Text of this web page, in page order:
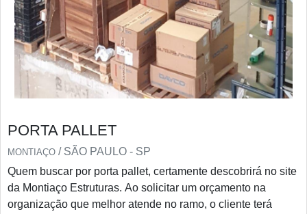
PORTA PALLET
MONTIAÇO / SÃO PAULO - SP
Quem buscar por porta pallet, certamente descobrirá no site
da Montiaço Estruturas. Ao solicitar um orçamento na
organização que melhor atende no ramo, o cliente terá